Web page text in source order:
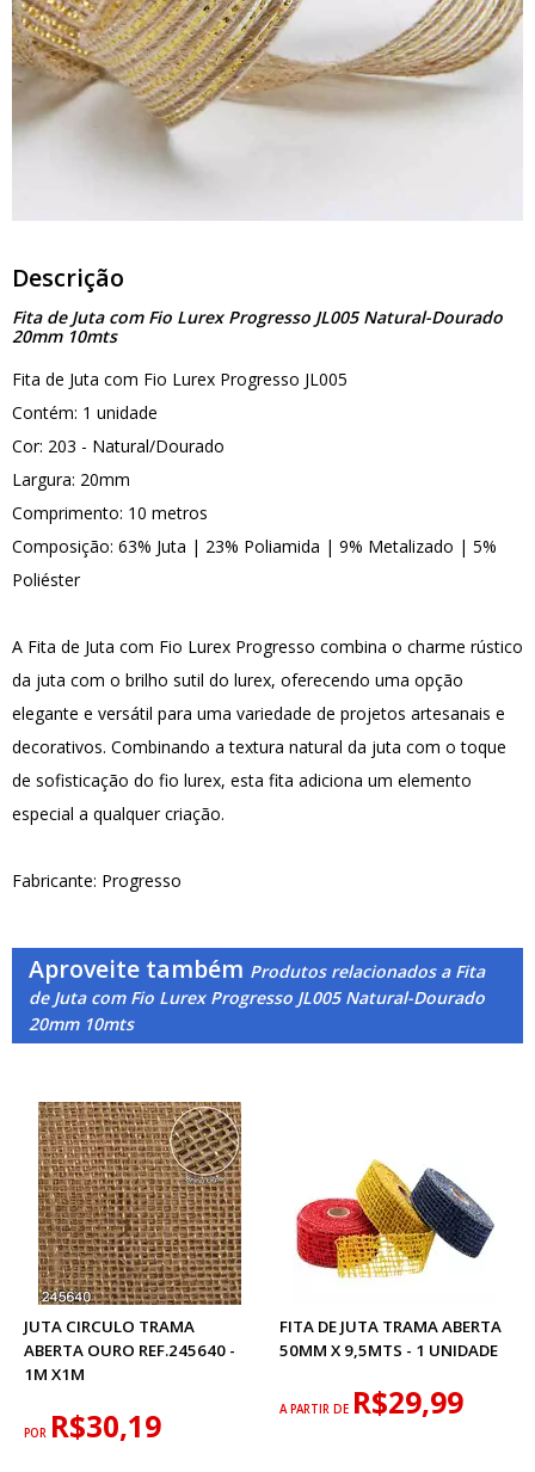
Descrição
Fita de Juta com Fio Lurex Progresso JL005 Natural-Dourado
20mm 10mts
Fita de Juta com Fio Lurex Progresso JL005
Contém: 1 unidade
Cor: 203 - Natural/Dourado
Largura: 20mm
Comprimento: 10 metros
Composição: 63% Juta | 23% Poliamida | 9% Metalizado | 5%
Poliéster
A Fita de Juta com Fio Lurex Progresso combina o charme rústico
da juta com o brilho sutil do lurex, oferecendo uma opção
elegante e versátil para uma variedade de projetos artesanais e
decorativos. Combinando a textura natural da juta com o toque
de sofisticação do fio lurex, esta fita adiciona um elemento
especial a qualquer criação.
Fabricante: Progresso
Aproveite também Produtos relacionados a Fita
de Juta com Fio Lurex Progresso JL005 Natural-Dourado
20mm 10mts
JUTA CIRCULO TRAMA
ABERTA OURO REF.245640 -
1M X1M
POR R$30,19
FITA DE JUTA TRAMA ABERTA
50MM X 9,5MTS - 1 UNIDADE
A PARTIR DE R$29,99